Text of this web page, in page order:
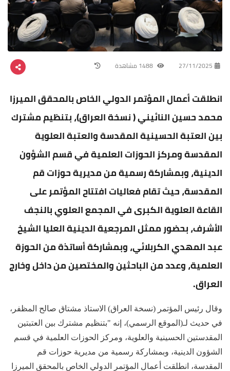
27/11/2025
انطلقت أعمال المؤتمر الدولي الخاص بالمحقق الميرزا
محمد حسين النائيني ( نسخة العراق)، بتنظيم مشترك
بين العتبة الحسينية المقدسة والعتبة العلوية
المقدسة ومركز الحوزات العلمية في قسم الشؤون
الدينية، وبمشاركة رسمية من مديرية حوزات قم
المقدسة، حيث تقام فعاليات افتتاح المؤتمر على
القاعة العلوية الكبرى في المجمع العلوي بالنجف
الأشرف، بحضور ممثل المرجعية الدينية العليا الشيخ
عبد المهدي الكربلائي، وبمشاركة أساتذة من الحوزة
العلمية، وعدد من الباحثين والمختصين من داخل وخارج
العراق.
وقال رئيس المؤتمر (نسخة العراق) الاستاذ مشتاق صالح المظفر،
في حديث لـ(الموقع الرسمي)، إنه "بتنظيم مشترك بين العتبتين
المقدستين الحسينية والعلوية، ومركز الحوزات العلمية في قسم
الشؤون الدينية، وبمشاركة رسمية من مديرية حوزات قم
المقدسة، انطلقت أعمال المؤتمر الدولي الخاص بالمحقق الميرزا